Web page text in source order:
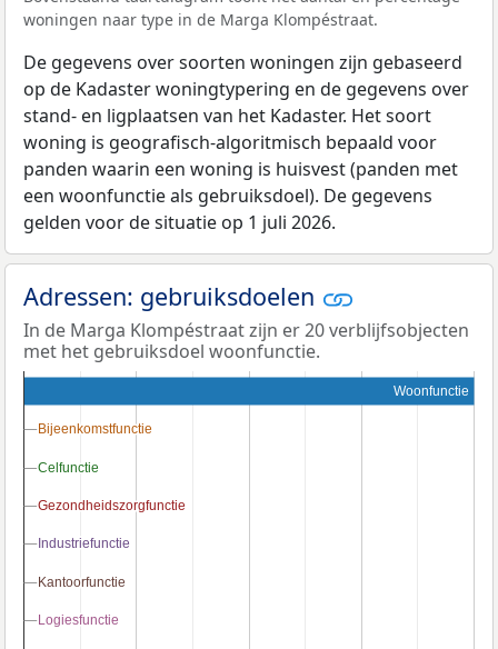
woningen naar type in de Marga Klompéstraat.
De gegevens over soorten woningen zijn gebaseerd
op de Kadaster woningtypering en de gegevens over
stand- en ligplaatsen van het Kadaster. Het soort
woning is geografisch-algoritmisch bepaald voor
panden waarin een woning is huisvest (panden met
een woonfunctie als gebruiksdoel). De gegevens
gelden voor de situatie op 1 juli 2026.
Adressen: gebruiksdoelen
In de Marga Klompéstraat zijn er 20 verblijfsobjecten
met het gebruiksdoel woonfunctie.
Woonfunctie
Bijeenkomstfunctie
Bijeenkomstfunctie
Celfunctie
Celfunctie
Gezondheidszorgfunctie
Gezondheidszorgfunctie
Industriefunctie
Industriefunctie
Kantoorfunctie
Kantoorfunctie
Logiesfunctie
Logiesfunctie